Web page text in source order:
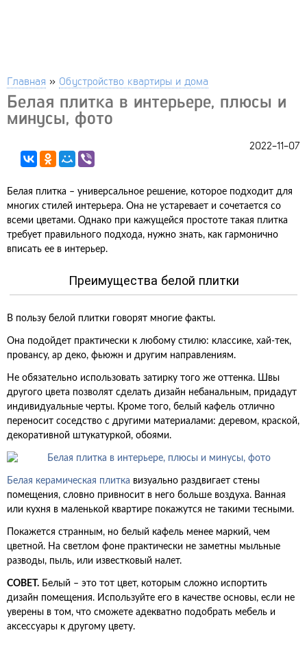
Главная » Обустройство квартиры и дома
Белая плитка в интерьере, плюсы и
минусы, фото
2022-11-07
Белая плитка – универсальное решение, которое подходит для
многих стилей интерьера. Она не устаревает и сочетается со
всеми цветами. Однако при кажущейся простоте такая плитка
требует правильного подхода, нужно знать, как гармонично
вписать ее в интерьер.
Преимущества белой плитки
В пользу белой плитки говорят многие факты.
Она подойдет практически к любому стилю: классике, хай-тек,
провансу, ар деко, фьюжн и другим направлениям.
Не обязательно использовать затирку того же оттенка. Швы
другого цвета позволят сделать дизайн небанальным, придадут
индивидуальные черты. Кроме того, белый кафель отлично
переносит соседство с другими материалами: деревом, краской,
декоративной штукатуркой, обоями.
Белая керамическая плитка визуально раздвигает стены
помещения, словно привносит в него больше воздуха. Ванная
или кухня в маленькой квартире покажутся не такими тесными.
Покажется странным, но белый кафель менее маркий, чем
цветной. На светлом фоне практически не заметны мыльные
разводы, пыль, или известковый налет.
СОВЕТ. Белый – это тот цвет, которым сложно испортить
дизайн помещения. Используйте его в качестве основы, если не
уверены в том, что сможете адекватно подобрать мебель и
аксессуары к другому цвету.